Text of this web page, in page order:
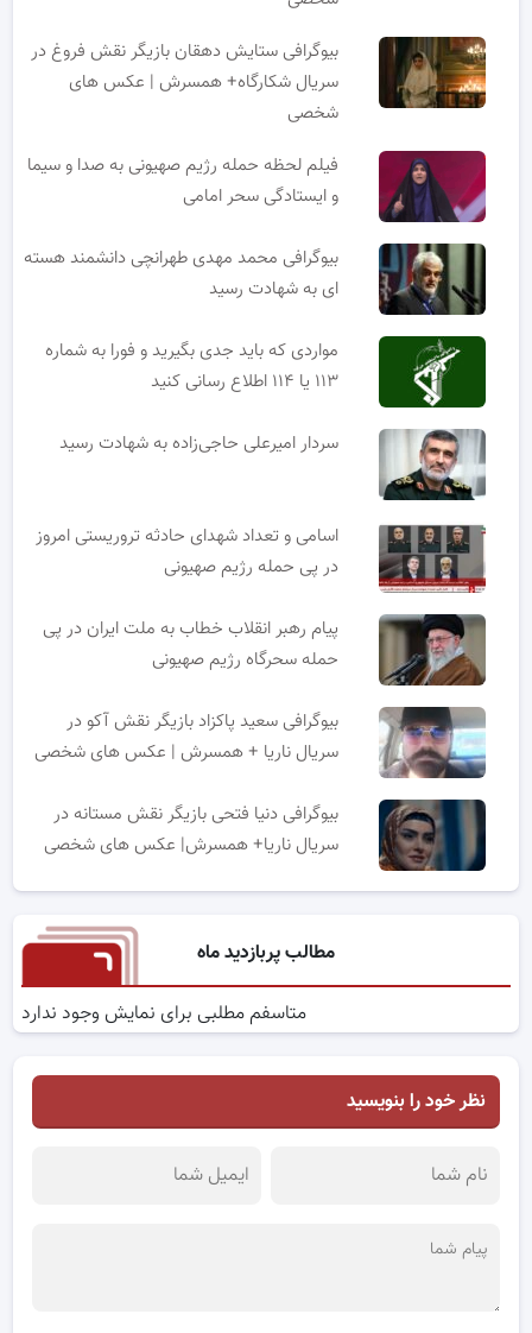
بیوگرافی ستایش دهقان بازیگر نقش فروغ در
سریال شکارگاه+ همسرش | عکس های
شخصی
فیلم لحظه حمله رژیم صهیونی به صدا و سیما
و ایستادگی سحر امامی
بیوگرافی محمد مهدی طهرانچی دانشمند هسته
ای به شهادت رسید
مواردی که باید جدی بگیرید و فورا به شماره
۱۱۳ یا ۱۱۴ اطلاع رسانی کنید
سردار امیرعلی حاجی‌زاده به شهادت رسید
اسامی و تعداد شهدای حادثه تروریستی امروز
در پی حمله رژیم صهیونی
پیام رهبر انقلاب خطاب به ملت ایران در پی
حمله سحرگاه رژیم صهیونی
بیوگرافی سعید پاکزاد بازیگر نقش آکو در
سریال ناریا + همسرش | عکس های شخصی
بیوگرافی دنیا فتحی بازیگر نقش مستانه در
سریال ناریا+ همسرش| عکس های شخصی
مطالب پربازدید ماه
متاسفم مطلبی برای نمایش وجود ندارد
نظر خود را بنویسید